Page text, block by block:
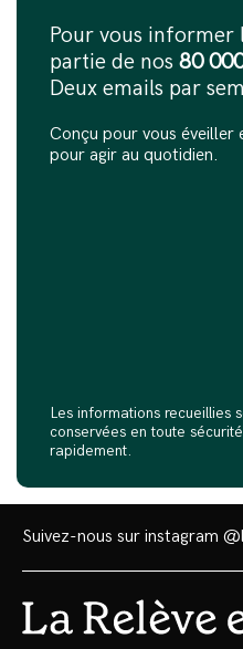
Pour vous
partie de nos 80
Deux emails par
Conçu pour vous éveiller
pour agir au quotidien.
Les informations recueillies
conservées en toute
rapidement.
Suivez-nous sur instagram